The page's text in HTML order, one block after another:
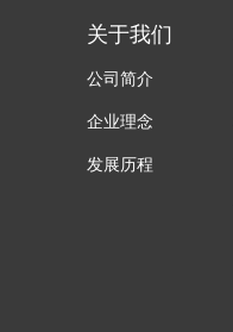
关于我们
公司简介
企业理念
发展历程